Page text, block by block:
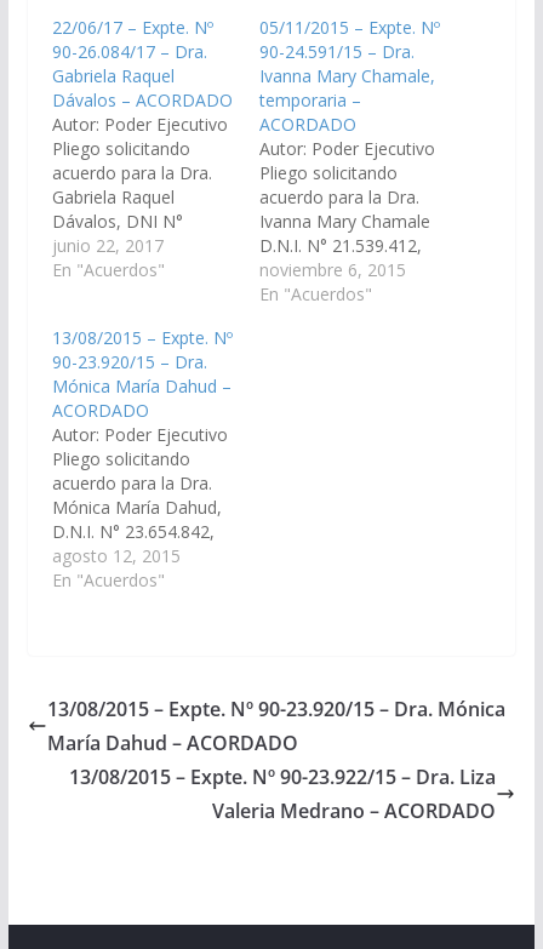
22/06/17 – Expte. Nº
90-26.084/17 – Dra.
Gabriela Raquel
Dávalos – ACORDADO
Autor: Poder Ejecutivo
Pliego solicitando
acuerdo para la Dra.
Gabriela Raquel
Dávalos, DNI N°
22.785.568, en el cargo
de Fiscal Penal del
26.084/17 - A la
Comisión de Justicia,
Acuerdos y
Designaciones).
Acordado el
17/08/2017
junio 22, 2017
En "Acuerdos"
05/11/2015 – Expte. Nº
90-24.591/15 – Dra.
Ivanna Mary Chamale,
temporaria –
ACORDADO
Autor: Poder Ejecutivo
Pliego solicitando
acuerdo para la Dra.
Ivanna Mary Chamale
D.N.I. N° 21.539.412,
temporaria, en el
cargo de Juez de la
noviembre 6, 2015
En "Acuerdos"
13/08/2015 – Expte. Nº
90-23.920/15 – Dra.
Mónica María Dahud –
ACORDADO
Autor: Poder Ejecutivo
Pliego solicitando
acuerdo para la Dra.
Mónica María Dahud,
D.N.I. N° 23.654.842,
en el cargo de
Defensor Oficial de
23.920/15 - A la
Comisión de Justicia,
Acuerdos y
Designaciones)
agosto 12, 2015
En "Acuerdos"
13/08/2015 – Expte. Nº 90-23.920/15 – Dra. Mónica
María Dahud – ACORDADO
13/08/2015 – Expte. Nº 90-23.922/15 – Dra. Liza
Valeria Medrano – ACORDADO